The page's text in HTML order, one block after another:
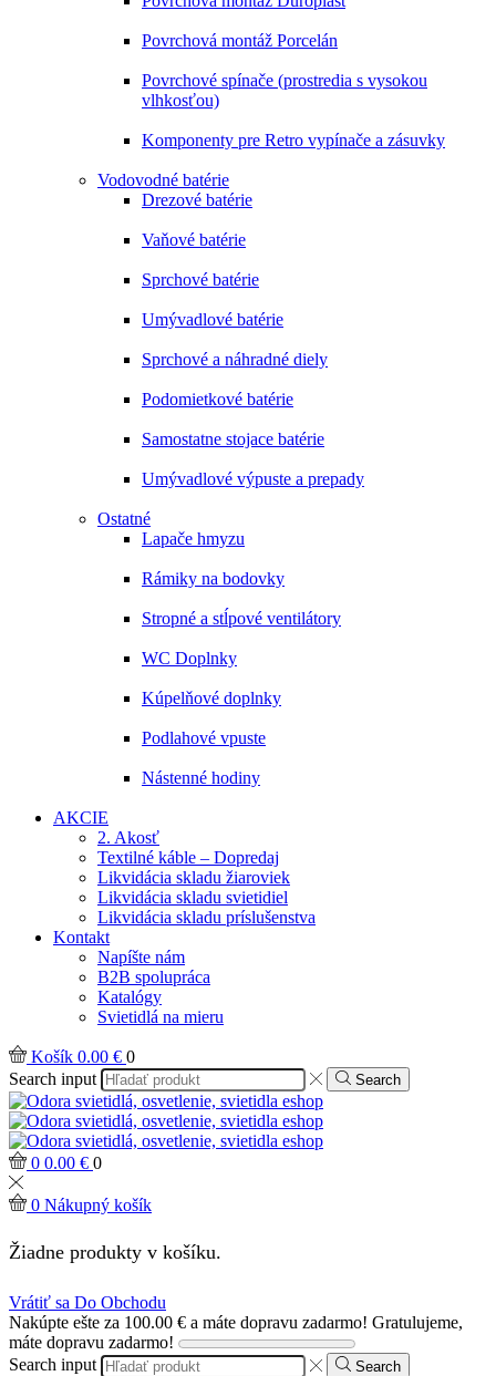
Povrchová montáž Porcelán
Povrchové spínače (prostredia s vysokou
vlhkosťou)
Komponenty pre Retro vypínače a zásuvky
Vodovodné batérie
Drezové batérie
Vaňové batérie
Sprchové batérie
Umývadlové batérie
Sprchové a náhradné diely
Podomietkové batérie
Samostatne stojace batérie
Umývadlové výpuste a prepady
Ostatné
Lapače hmyzu
Rámiky na bodovky
Stropné a stĺpové ventilátory
WC Doplnky
Kúpelňové doplnky
Podlahové vpuste
Nástenné hodiny
AKCIE
2. Akosť
Textilné káble – Dopredaj
Likvidácia skladu žiaroviek
Likvidácia skladu svietidiel
Likvidácia skladu príslušenstva
Kontakt
Napíšte nám
B2B spolupráca
Katalógy
Svietidlá na mieru
Košík 0.00 € 0
Search input
Search
0 0.00 € 0
0 Nákupný košík
Žiadne produkty v košíku.
Vrátiť sa Do Obchodu
Nakúpte ešte za 100.00 € a máte dopravu zadarmo! Gratulujeme,
máte dopravu zadarmo!
Search input
Search